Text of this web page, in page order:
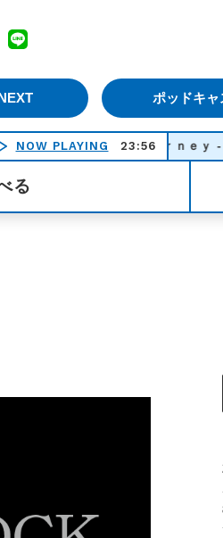
ポッドキャ
NOW PLAYING 23:56
Ｊｏｕｒｎｅｙ - ＳＰＥＣＩ
る